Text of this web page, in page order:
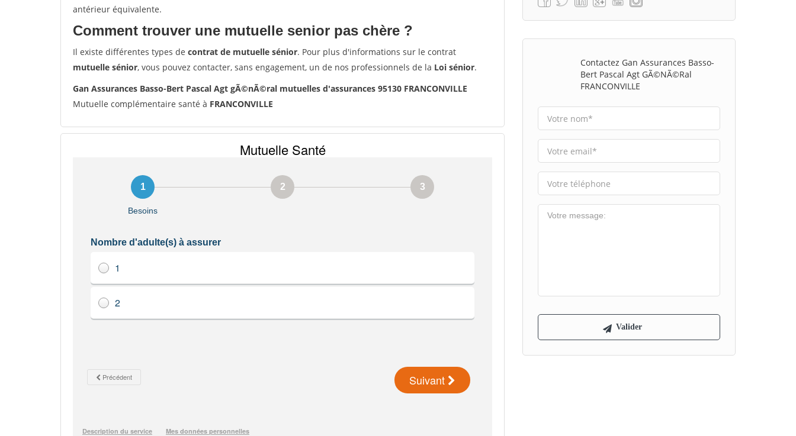
antérieur équivalente.
Comment trouver une mutuelle senior pas chère ?
Il existe différentes types de contrat de mutuelle sénior. Pour plus d'informations sur le contrat
mutuelle sénior, vous pouvez contacter, sans engagement, un de nos professionnels de la Loi sénior.
Gan Assurances Basso-Bert Pascal Agt gÃ©nÃ©ral mutuelles d'assurances 95130 FRANCONVILLE
Mutuelle complémentaire santé à FRANCONVILLE
Contactez Gan Assurances Basso-
Bert Pascal Agt GÃ©nÃ©ral
FRANCONVILLE